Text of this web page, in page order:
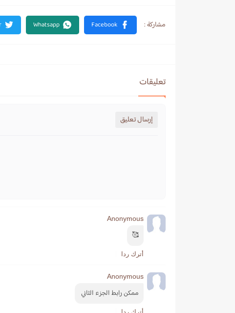
تعليقات
إرسال تعليق
Anonymous
🥰
أترك ردا
Anonymous
ممكن رابط الجزء الثاني